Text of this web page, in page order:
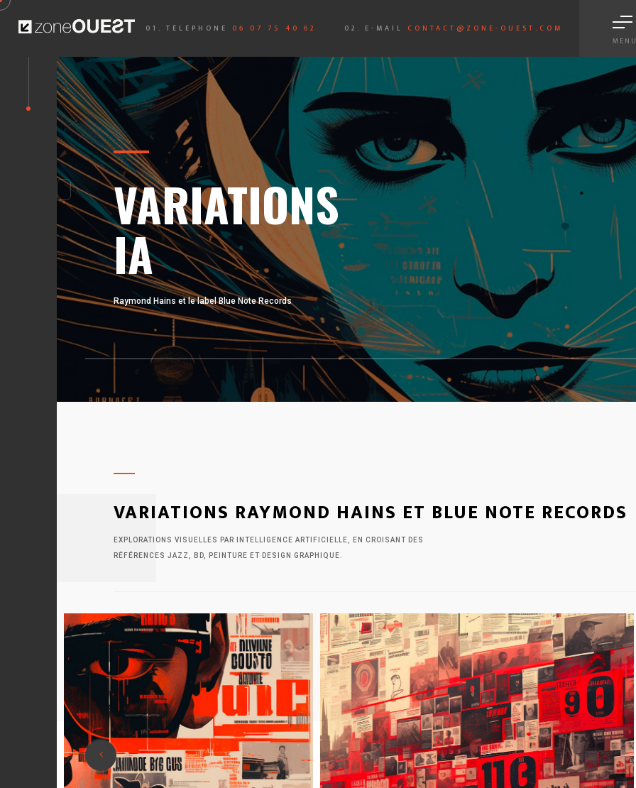
01. TÉLÉPHONE 06 07 75 40 62 02. E-MAIL CONTACT@ZONE-OUEST.COM
Variations Jazz Hains - Blue Note et recherche IA
Scroll
VARIATIONS
IA
Raymond Hains et le label Blue Note Records
VARIATIONS RAYMOND HAINS ET BLUE NOTE RECORDS
EXPLORATIONS VISUELLES PAR INTELLIGENCE ARTIFICIELLE, EN CROISANT DES
RÉFÉRENCES JAZZ, BD, PEINTURE ET DESIGN GRAPHIQUE.